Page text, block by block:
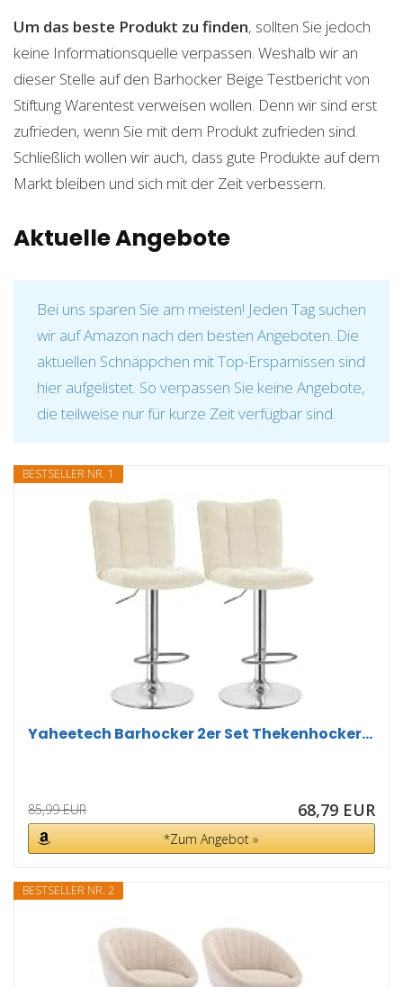
Um das beste Produkt zu finden, sollten Sie jedoch
keine Informationsquelle verpassen. Weshalb wir an
dieser Stelle auf den Barhocker Beige Testbericht von
Stiftung Warentest verweisen wollen. Denn wir sind erst
zufrieden, wenn Sie mit dem Produkt zufrieden sind.
Schließlich wollen wir auch, dass gute Produkte auf dem
Markt bleiben und sich mit der Zeit verbessern.
Aktuelle Angebote
Bei uns sparen Sie am meisten! Jeden Tag suchen
wir auf Amazon nach den besten Angeboten. Die
aktuellen Schnäppchen mit Top-Ersparnissen sind
hier aufgelistet. So verpassen Sie keine Angebote,
die teilweise nur für kurze Zeit verfügbar sind.
BESTSELLER NR. 1
Yaheetech Barhocker 2er Set Thekenhocker...
85,99 EUR 68,79 EUR
*Zum Angebot »
BESTSELLER NR. 2